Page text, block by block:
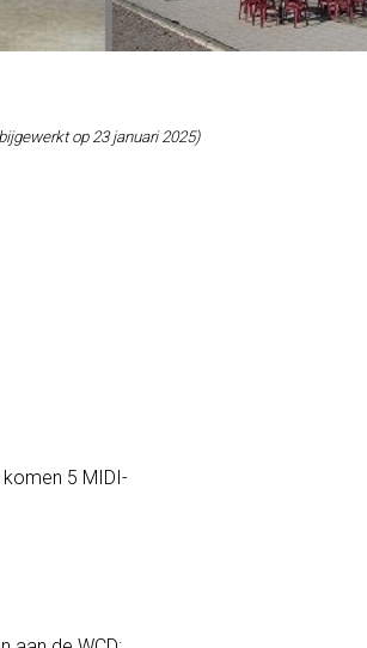
op 23 januari 2025)
5 MIDI-